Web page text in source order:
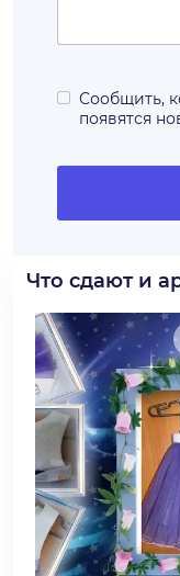
Сообщить,
появятся
Что сдают и